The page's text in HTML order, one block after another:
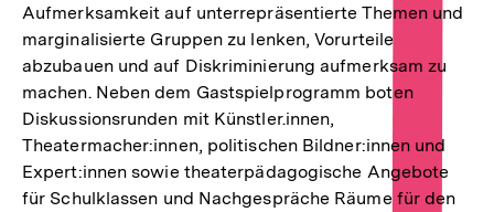
Aufmerksamkeit auf unterrepräsentierte Themen und
marginalisierte Gruppen zu lenken, Vorurteile
abzubauen und auf Diskriminierung aufmerksam zu
machen. Neben dem Gastspielprogramm boten
Diskussionsrunden mit Künstler.innen,
Theatermacher:innen, politischen Bildner:innen und
Expert:innen sowie theaterpädagogische Angebote
für Schulklassen und Nachgespräche Räume für den